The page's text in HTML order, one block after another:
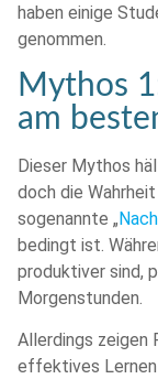
haben einige
genommen.
Mythos
am
Dieser Mythos
doch die
sogenannte „
bedingt ist.
produktiver sind,
Morgenstunden.
Allerdings zeigen
effektives